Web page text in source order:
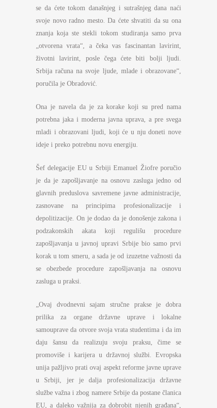
se da ćete tokom današnjeg i sutrašnjeg dana naći
svoje novo radno mesto. Da ćete shvatiti da su ona
znanja koja ste stekli tokom studiranja samo prva
„otvorena vrata“, a čeka vas fascinantan lavirint,
životni lavirint, posle čega ćete biti bolji ljudi.
Srbija računa na svoje ljude, mlade i obrazovane“,
poručila je Obradović.
Ona je navela da je za korake koji su pred nama
potrebna jaka i moderna javna uprava, a pre svega
mladi i obrazovani ljudi, koji će u nju doneti nove
ideje i preko potrebnu novu energiju.
Šef delegacije EU u Srbiji Emanuel Žiofre poručio
je da je zapošljavanje na osnovu zasluga jedno od
glavnih preduslova savremene javne administracije,
zasnovane na principima profesionalizacije i
depolitizacije. On je dodao da je donošenje zakona i
podzakonskih akata koji regulišu procedure
zapošljavanja u javnoj upravi Srbije bio samo prvi
korak u tom smeru, a sada je od izuzetne važnosti da
se obezbede procedure zapošljavanja na osnovu
zasluga u praksi.
„Ovaj dvodnevni sajam stručne prakse je dobra
prilika za organe državne uprave i lokalne
samouprave da otvore svoja vrata studentima i da im
daju šansu da realizuju svoju praksu, čime se
promoviše i karijera u državnoj službi. Evropska
unija pažljivo prati ovaj aspekt reforme javne uprave
u Srbiji, jer je dalja profesionalizacija državne
službe važna i zbog namere Srbije da postane članica
EU, a daleko važnija za dobrobit njenih građana“,